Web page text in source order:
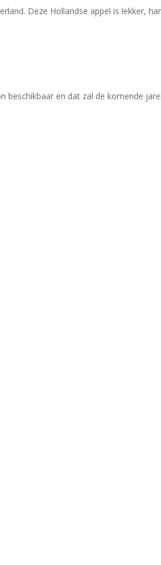
Deze Hollandse appel is lekker,
en dat zal de komende